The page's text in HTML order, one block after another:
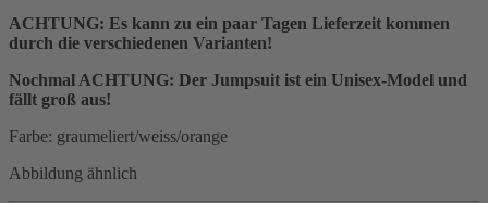
ACHTUNG: Es kann zu ein paar Tagen Lieferzeit kommen
durch die verschiedenen Varianten!
Nochmal ACHTUNG: Der Jumpsuit ist ein Unisex-Model und
fällt groß aus!
Farbe: graumeliert/weiss/orange
Abbildung ähnlich